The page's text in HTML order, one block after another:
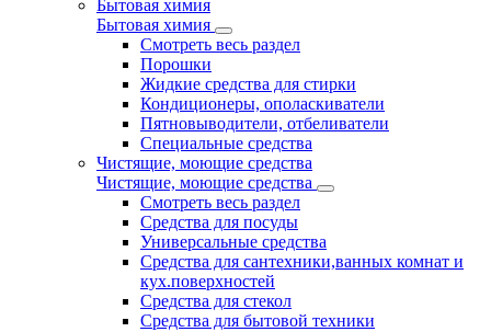
Бытовая химия
Бытовая химия
Смотреть весь раздел
Порошки
Жидкие средства для стирки
Кондиционеры, ополаскиватели
Пятновыводители, отбеливатели
Специальные средства
Чистящие, моющие средства
Чистящие, моющие средства
Смотреть весь раздел
Средства для посуды
Универсальные средства
Средства для сантехники,ванных комнат и
кух.поверхностей
Средства для стекол
Средства для бытовой техники